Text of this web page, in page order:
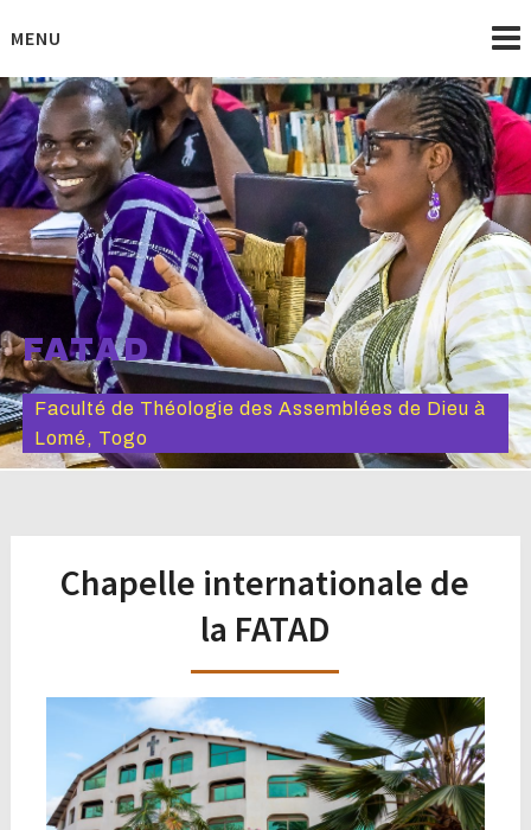
toMENU
FATAD
Faculté de Théologie des Assemblées de Dieu à
Lomé, Togo
Chapelle internationale de
la FATAD